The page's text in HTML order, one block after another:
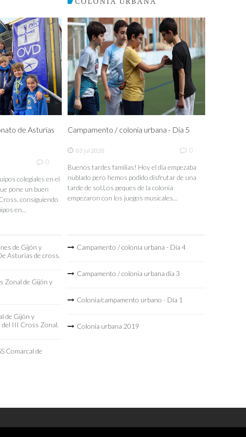
de Asturias
0
colegiales en el
pone un buen
consiguiendo
en...
de Gijón y
Asturias de cross.
Zonal de Gijón y
de Gijón y
del III Cross Zonal.
Comarcal de
Campamento / colonia urbana - Día 5
03 jul 2020 0
Buenos tardes familias! Hoy el día empezaba
nublado pero hemos podido disfrutar de una
tarde de sol.Los peques de la colonia
empezaron con los juegos musicales...
Campamento / colonia urbana - Día 4
Campamento / colonia urbana día 3
Colonia/campamento urbano - Día 1
Colonia urbana 2019